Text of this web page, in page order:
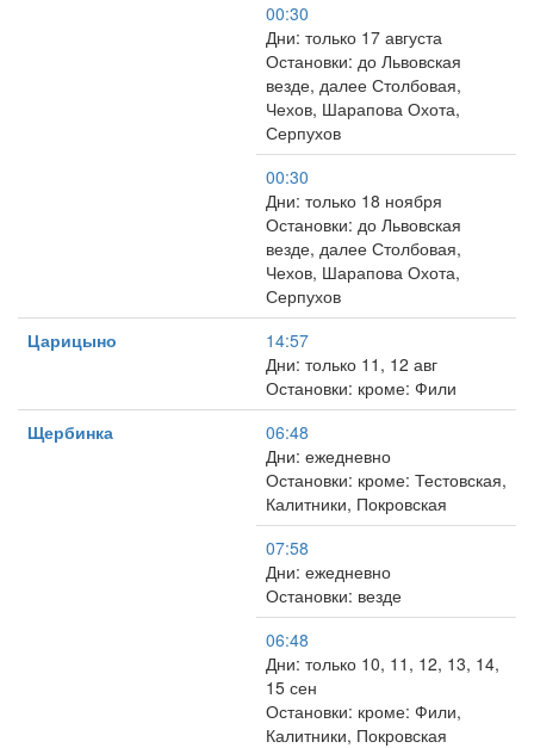
00:30
Дни: только 17 августа
Остановки: до Львовская
везде, далее Столбовая,
Чехов, Шарапова Охота,
Серпухов
00:30
Дни: только 18 ноября
Остановки: до Львовская
везде, далее Столбовая,
Чехов, Шарапова Охота,
Серпухов
Царицыно
14:57
Дни: только 11, 12 авг
Остановки: кроме: Фили
Щербинка
06:48
Дни: ежедневно
Остановки: кроме: Тестовская,
Калитники, Покровская
07:58
Дни: ежедневно
Остановки: везде
06:48
Дни: только 10, 11, 12, 13, 14,
15 сен
Остановки: кроме: Фили,
Калитники, Покровская